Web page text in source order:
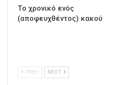
Τo χρονικό ενός
(αποφευχθέντος) κακού
PREV NEXT